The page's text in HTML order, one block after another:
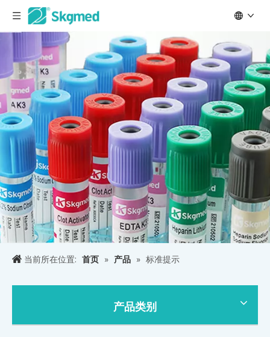
当前所在位置: 首页 » 产品 » 标准提示
产品类别